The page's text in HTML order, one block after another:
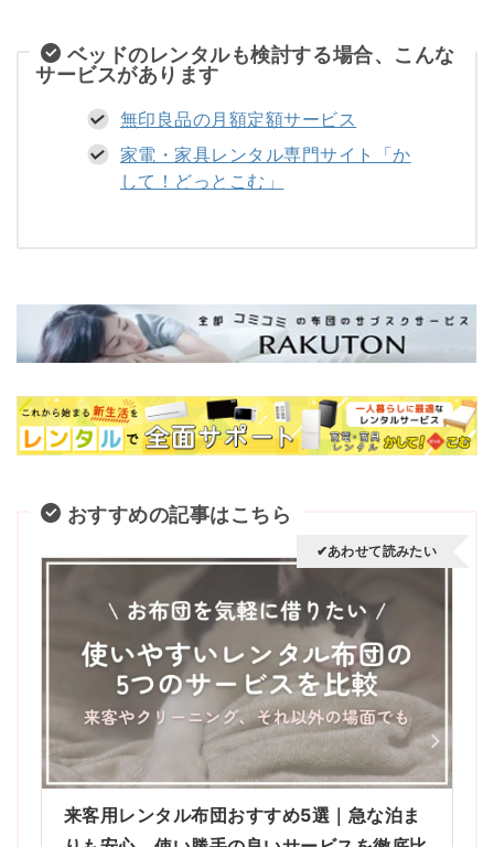
ベッドのレンタルも検討する場合、こんな
サービスがあります
無印良品の月額定額サービス
家電・家具レンタル専門サイト「か
して！どっとこむ」
おすすめの記事はこちら
来客用レンタル布団おすすめ5選｜急な泊ま
✔あわせて読みたい